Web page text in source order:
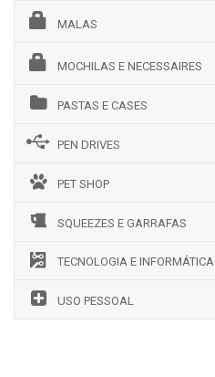
MALAS
MOCHILAS E NECESSAIRES
PASTAS E CASES
PEN DRIVES
PET SHOP
SQUEEZES E GARRAFAS
TECNOLOGIA E INFORMÁTICA
USO PESSOAL